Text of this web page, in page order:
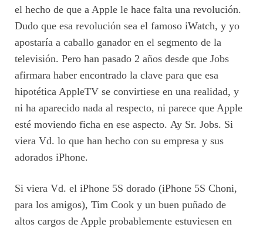
el hecho de que a Apple le hace falta una revolución.
Dudo que esa revolución sea el famoso iWatch, y yo
apostaría a caballo ganador en el segmento de la
televisión. Pero han pasado 2 años desde que Jobs
afirmara haber encontrado la clave para que esa
hipotética AppleTV se convirtiese en una realidad, y
ni ha aparecido nada al respecto, ni parece que Apple
esté moviendo ficha en ese aspecto. Ay Sr. Jobs. Si
viera Vd. lo que han hecho con su empresa y sus
adorados iPhone.
Si viera Vd. el iPhone 5S dorado (iPhone 5S Choni,
para los amigos), Tim Cook y un buen puñado de
altos cargos de Apple probablemente estuviesen en